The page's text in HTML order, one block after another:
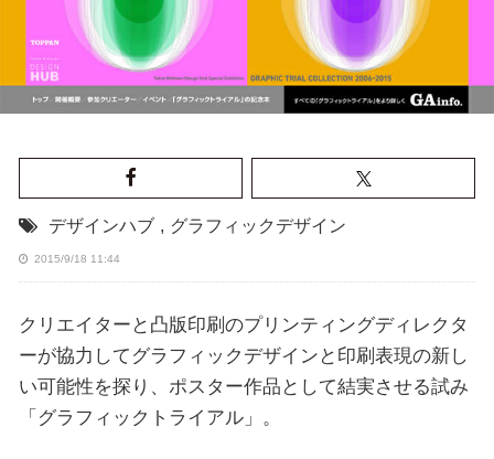
デザインハブ , グラフィックデザイン
2015/9/18 11:44
クリエイターと凸版印刷のプリンティングディレクタ
ーが協力してグラフィックデザインと印刷表現の新し
い可能性を探り、ポスター作品として結実させる試み
「グラフィックトライアル」。